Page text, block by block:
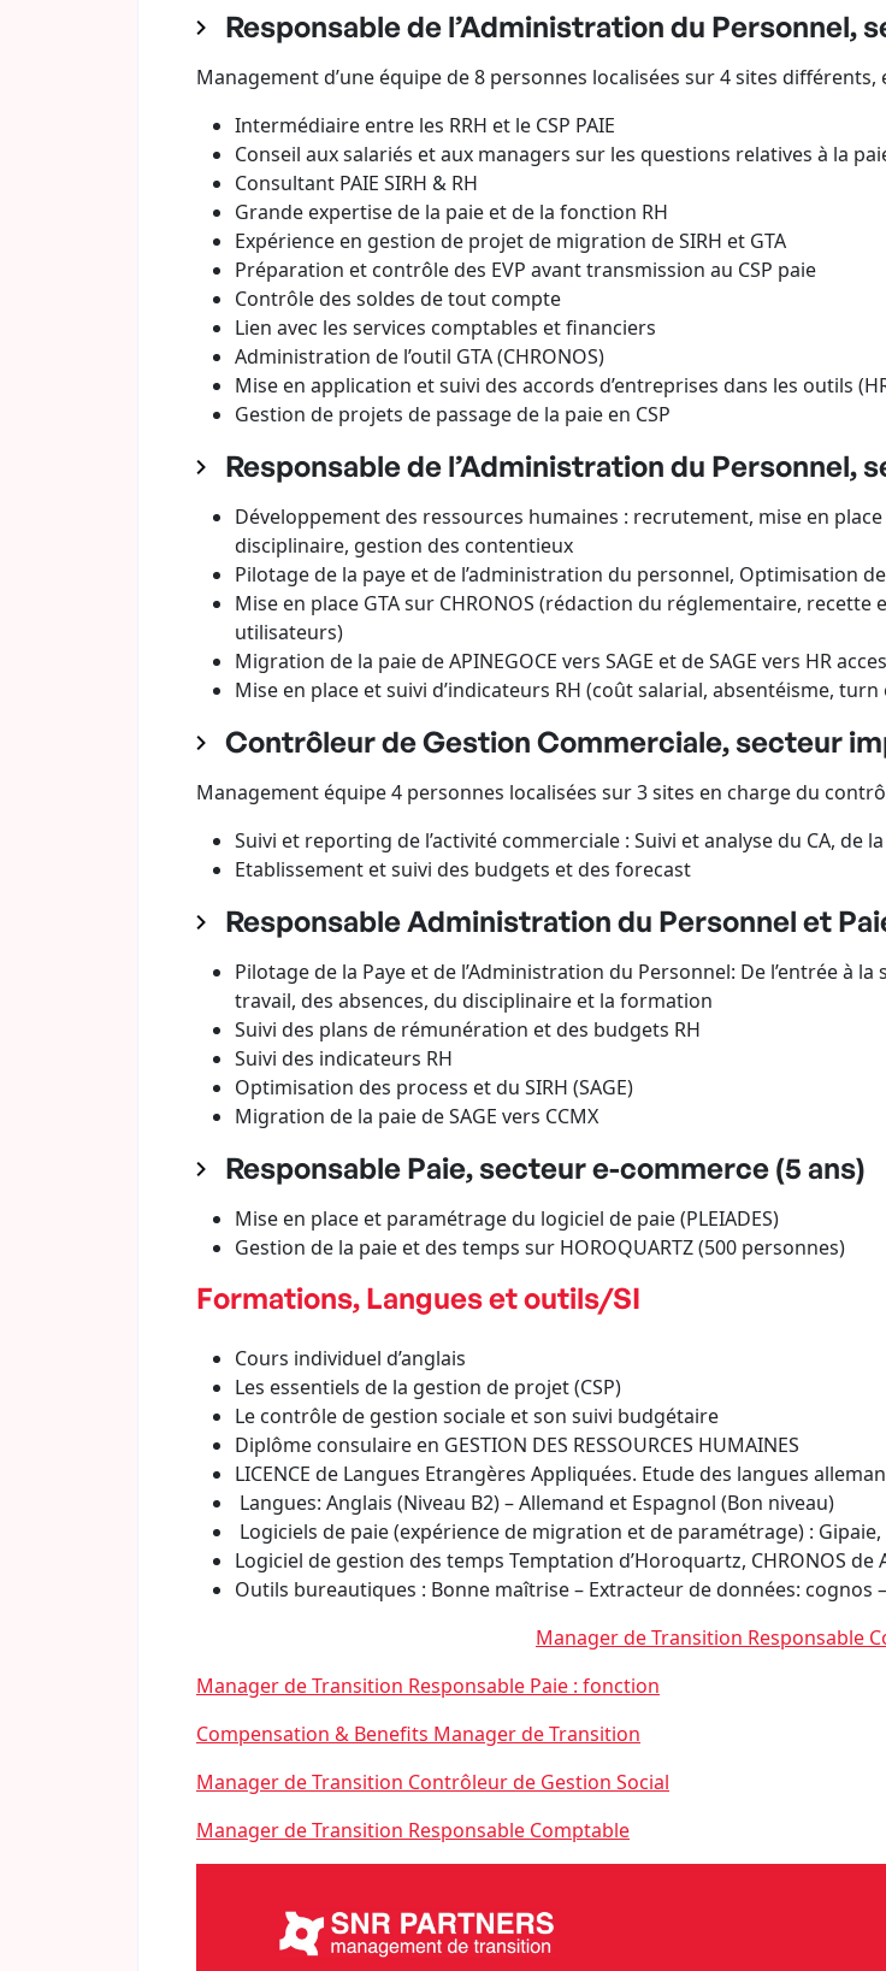
Responsable de l’Administration du Personnel,
Management d’une équipe de 8 personnes localisées sur 4 sites
Intermédiaire entre les RRH et le CSP PAIE
Conseil aux salariés et aux managers sur les questions relatives à la
Consultant PAIE SIRH & RH
Grande expertise de la paie et de la fonction RH
Expérience en gestion de projet de migration de SIRH et GTA
Préparation et contrôle des EVP avant transmission au CSP paie
Contrôle des soldes de tout compte
Lien avec les services comptables et financiers
Administration de l’outil GTA (CHRONOS)
Mise en application et suivi des accords d’entreprises dans les outils
Gestion de projets de passage de la paie en CSP
Responsable de l’Administration du
Développement des ressources humaines : recrutement, mise en
disciplinaire, gestion des contentieux
Pilotage de la paye et de l’administration du personnel, Optimisation
Mise en place GTA sur CHRONOS (rédaction du réglementaire,
utilisateurs)
Migration de la paie de APINEGOCE vers SAGE et de SAGE vers HR
Mise en place et suivi d’indicateurs RH (coût salarial, absentéisme, turn
Contrôleur de Gestion Commerciale, secteur
Management équipe 4 personnes localisées sur 3 sites en charge du
Suivi et reporting de l’activité commerciale : Suivi et analyse du CA, de
Etablissement et suivi des budgets et des forecast
Responsable Administration du Personnel et
Pilotage de la Paye et de l’Administration du Personnel: De l’entrée à
travail, des absences, du disciplinaire et la formation
Suivi des plans de rémunération et des budgets RH
Suivi des indicateurs RH
Optimisation des process et du SIRH (SAGE)
Migration de la paie de SAGE vers CCMX
Responsable Paie, secteur e-commerce (5 ans)
Mise en place et paramétrage du logiciel de paie (PLEIADES)
Gestion de la paie et des temps sur HOROQUARTZ (500 personnes)
Formations, Langues et outils/SI
Cours individuel d’anglais
Les essentiels de la gestion de projet (CSP)
Le contrôle de gestion sociale et son suivi budgétaire
Diplôme consulaire en GESTION DES RESSOURCES HUMAINES
LICENCE de Langues Etrangères Appliquées. Etude des langues
Langues: Anglais (Niveau B2) – Allemand et Espagnol (Bon niveau)
Logiciels de paie (expérience de migration et de paramétrage) : Gipaie,
Logiciel de gestion des temps Temptation d’Horoquartz, CHRONOS de
Outils bureautiques : Bonne maîtrise – Extracteur de données: cognos
Manager de Transition Responsable
Manager de Transition Responsable Paie : fonction
Compensation & Benefits Manager de Transition
Manager de Transition Contrôleur de Gestion Social
Manager de Transition Responsable Comptable